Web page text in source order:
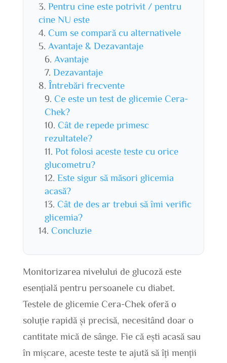
Pentru cine este potrivit / pentru
cine NU este
Cum se compară cu alternativele
Avantaje & Dezavantaje
Avantaje
Dezavantaje
Întrebări frecvente
Ce este un test de glicemie Cera-
Chek?
Cât de repede primesc
rezultatele?
Pot folosi aceste teste cu orice
glucometru?
Este sigur să măsori glicemia
acasă?
Cât de des ar trebui să îmi verific
glicemia?
Concluzie
Monitorizarea nivelului de glucoză este
esențială pentru persoanele cu diabet.
Testele de glicemie Cera-Chek oferă o
soluție rapidă și precisă, necesitând doar o
cantitate mică de sânge. Fie că ești acasă sau
în mișcare, aceste teste te ajută să îți menții